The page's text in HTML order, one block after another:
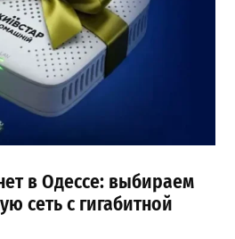
в Одессе: выбираем
сеть с гигабитной